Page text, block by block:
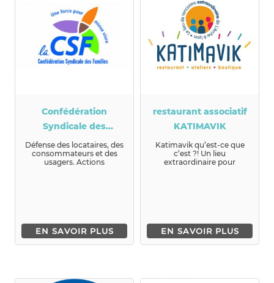
Confédération
Syndicale des
Familles
Défense des locataires, des
consommateurs et des
usagers. Actions
EN SAVOIR PLUS
restaurant associatif
KATIMAVIK
Katimavik qu’est-ce que
c’est ?! Un lieu
extraordinaire pour
EN SAVOIR PLUS